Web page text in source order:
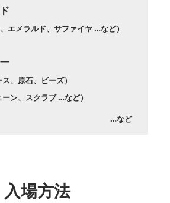
、エメラルド、サファイヤ …など）
ス、原石、ビーズ）
ーン、スクラブ …など）
…など
入場方法